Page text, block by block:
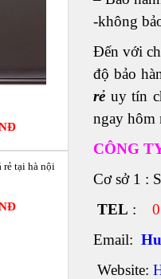
-không
Đến với
độ bảo
rẻ uy tín
ngay hôm
CÔNG
Cơ sở 1 :
TEL :
Email:
Website: